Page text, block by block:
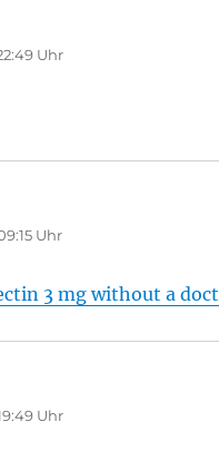
Uhr
Uhr
3 mg without a
Uhr